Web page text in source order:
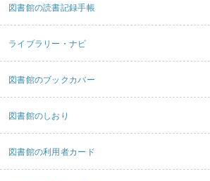
図書館の読書記録手帳
ライブラリー・ナビ
図書館のブックカバー
図書館のしおり
図書館の利用者カード